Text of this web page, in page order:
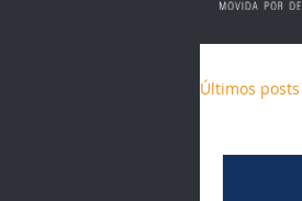
Últimos posts